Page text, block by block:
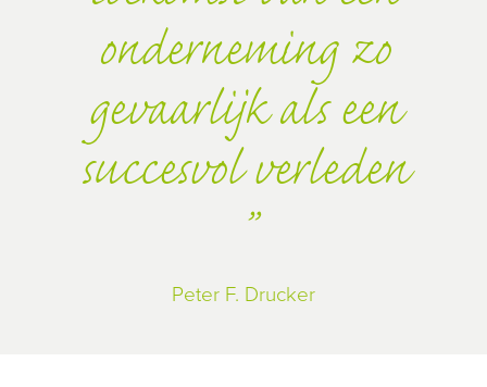
onderneming zo
gevaarlijk als een
succesvol verleden
Peter F. Drucker